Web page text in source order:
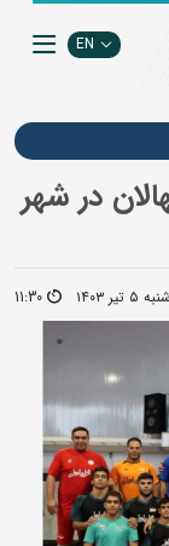
EN
در شهر
۱۴۰۳ 11:30